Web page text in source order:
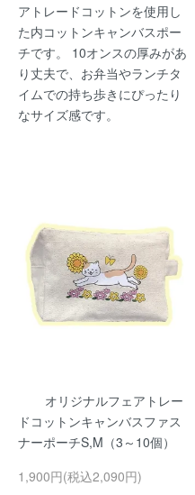
アトレードコットンを使用し
た内コットンキャンバスポー
チです。 10オンスの厚みがあ
り丈夫で、お弁当やランチタ
イムでの持ち歩きにぴったり
なサイズ感です。
オリジナルフェアトレー
ドコットンキャンバスファス
ナーポーチS,M（3～10個）
1,900円(税込2,090円)